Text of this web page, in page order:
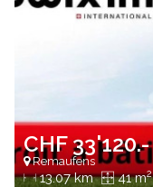
CHF 33'120.-
Remaufens
13.07 km 41 m2